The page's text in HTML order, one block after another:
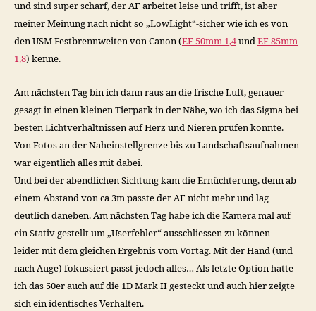
und sind super scharf, der AF arbeitet leise und trifft, ist aber
meiner Meinung nach nicht so „LowLight“-sicher wie ich es von
den USM Festbrennweiten von Canon (EF 50mm 1,4undEF 85mm
1,8) kenne.
Am nächsten Tag bin ich dann raus an die frische Luft, genauer
gesagt in einen kleinen Tierpark in der Nähe, wo ich das Sigma bei
besten Lichtverhältnissen auf Herz und Nieren prüfen konnte.
Von Fotos an der Naheinstellgrenze bis zu Landschaftsaufnahmen
war eigentlich alles mit dabei.
Und bei der abendlichen Sichtung kam die Ernüchterung, denn ab
einem Abstand von ca 3m passte der AF nicht mehr und lag
deutlich daneben. Am nächsten Tag habe ich die Kamera mal auf
ein Stativ gestellt um „Userfehler“ ausschliessen zu können –
leider mit dem gleichen Ergebnis vom Vortag. Mit der Hand (und
nach Auge) fokussiert passt jedoch alles… Als letzte Option hatte
ich das 50er auch auf die 1D Mark II gesteckt und auch hier zeigte
sich ein identisches Verhalten.